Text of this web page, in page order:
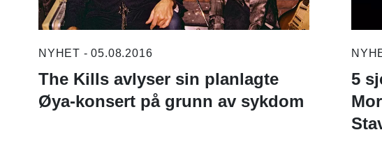
NYHET - 05.08.2016
The Kills avlyser sin planlagte
Øya-konsert på grunn av sykdom
5